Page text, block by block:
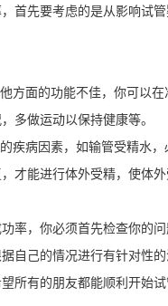
首先要考虑的是从影响试管
面的功能不佳，你可以在
多做运动以保持健康等。
病因素，如输管受精水，
才能进行体外受精，使体
率，你必须首先检查你的问
自己的情况进行有针对性
所有的朋友都能顺利开始